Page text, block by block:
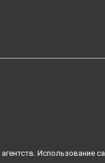
Использование